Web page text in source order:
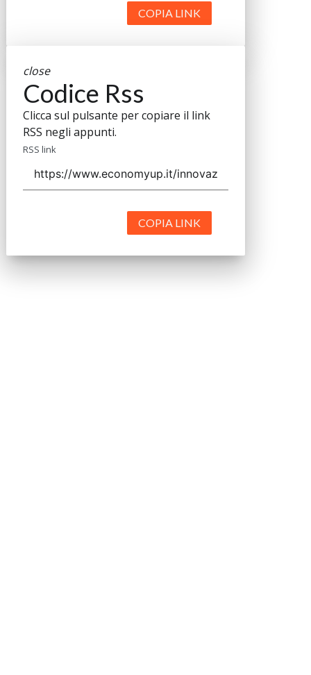
COPIA LINK
close
Codice Rss
Clicca sul pulsante per copiare il link
RSS negli appunti.
RSS link
COPIA LINK